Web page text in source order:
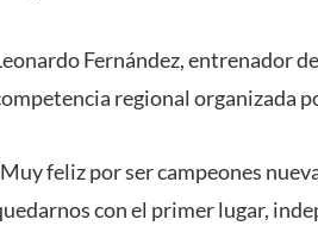
Fernández, entrenador
regional organizada
feliz por ser campeones
con el primer lugar,